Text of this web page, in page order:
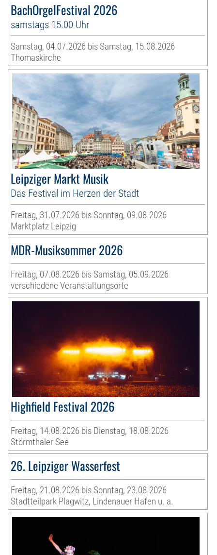
BachOrgelFestival 2026
samstags 15.00 Uhr
Samstag, 04.07.2026 bis Samstag, 15.08.2026
Thomaskirche
Leipziger Markt Musik
Das Festival im Herzen der Stadt
Freitag, 31.07.2026 bis Sonntag, 09.08.2026
Marktplatz Leipzig
MDR-Musiksommer 2026
Freitag, 07.08.2026 bis Samstag, 05.09.2026
verschiedene Veranstaltungsorte
Highfield Festival 2026
Freitag, 14.08.2026 bis Dienstag, 18.08.2026
Störmthaler See
26. Leipziger Wasserfest
Freitag, 21.08.2026 bis Sonntag, 23.08.2026
Stadtteilpark Plagwitz, Lindenauer Hafen u. a.